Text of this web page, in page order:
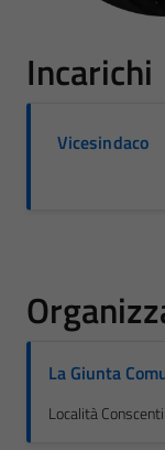
Incarichi
Vicesindaco
La Giunta
Località